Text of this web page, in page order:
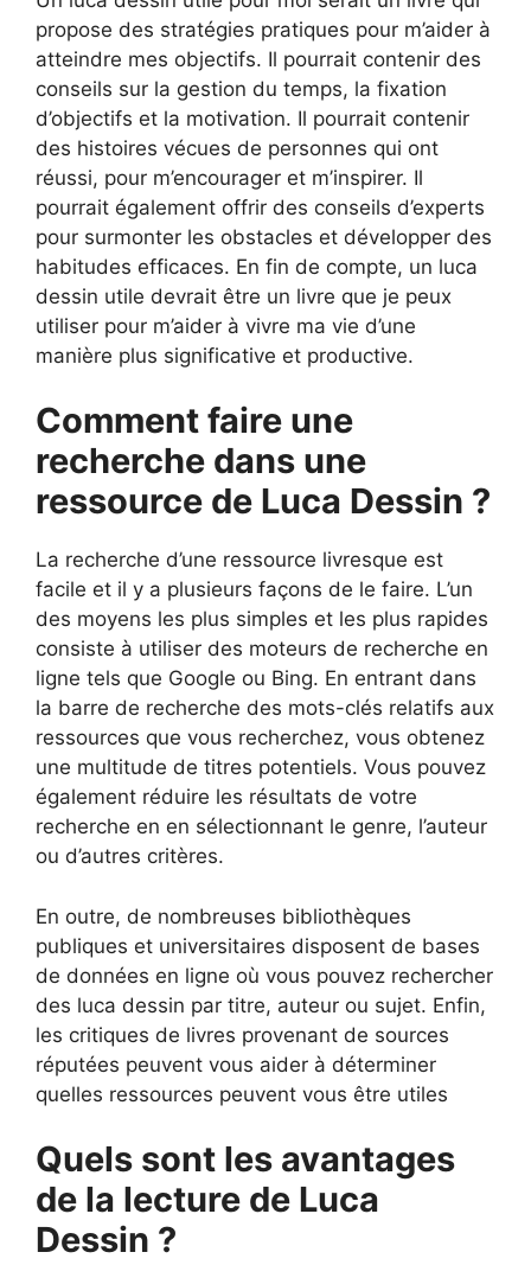
propose des stratégies pratiques pour m’aider à
atteindre mes objectifs. Il pourrait contenir des
conseils sur la gestion du temps, la fixation
d’objectifs et la motivation. Il pourrait contenir
des histoires vécues de personnes qui ont
réussi, pour m’encourager et m’inspirer. Il
pourrait également offrir des conseils d’experts
pour surmonter les obstacles et développer des
habitudes efficaces. En fin de compte, un luca
dessin utile devrait être un livre que je peux
utiliser pour m’aider à vivre ma vie d’une
manière plus significative et productive.
Comment faire une
recherche dans une
ressource de Luca Dessin ?
La recherche d’une ressource livresque est
facile et il y a plusieurs façons de le faire. L’un
des moyens les plus simples et les plus rapides
consiste à utiliser des moteurs de recherche en
ligne tels que Google ou Bing. En entrant dans
la barre de recherche des mots-clés relatifs aux
ressources que vous recherchez, vous obtenez
une multitude de titres potentiels. Vous pouvez
également réduire les résultats de votre
recherche en en sélectionnant le genre, l’auteur
ou d’autres critères.
En outre, de nombreuses bibliothèques
publiques et universitaires disposent de bases
de données en ligne où vous pouvez rechercher
des luca dessin par titre, auteur ou sujet. Enfin,
les critiques de livres provenant de sources
réputées peuvent vous aider à déterminer
quelles ressources peuvent vous être utiles
Quels sont les avantages
de la lecture de Luca
Dessin ?